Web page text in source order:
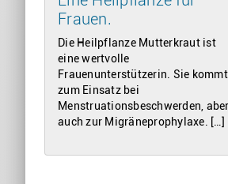
Frauen.
Die Heilpflanze Mutterkraut ist
eine wertvolle
Frauenunterstützerin. Sie kommt
zum Einsatz bei
Menstruationsbeschwerden, aber
auch zur Migräneprophylaxe. […]